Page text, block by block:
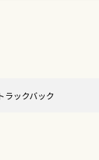
ラックバック